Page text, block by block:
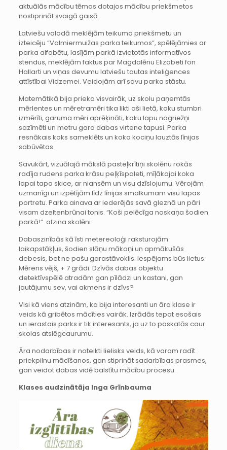
aktuālās mācību tēmas dotajos mācību priekšmetos
nostiprināt svaigā gaisā.
Latviešu valodā meklējām teikuma priekšmetu un
izteicēju “Valmiermuižas parka teikumos”, spēlējāmies ar
parka alfabētu, lasījām parkā izvietotās informatīvos
stendus, meklējām faktus par Magdalēnu Elizabeti fon
Hallarti un viņas devumu latviešu tautas inteliģences
attīstībai Vidzemei. Veidojām arī savu parka stāstu.
Matemātikā bija prieka visvairāk, uz skolu paņemtās
mērlentes un mēretramēri tika likti aši lietā, koku stumbri
izmērīti, garuma mēri aprēķināti, koku lapu nogriežņi
sazīmēti un metru gara dabas virtene tapusi. Parka
resnākais koks sameklēts un koka kociņu lauztās līnijas
sabūvētas.
Savukārt, vizuālajā mākslā pasteļkrītiņi skolēnu rokās
radīja rudens parka krāsu peļķīspaleti, mīļākajai koka
lapai tapa skice, ar niansēm un visu dzīslojumu. Vērojām
uzmanīgi un izpētījām līdz līnijas smalkumam visu lapas
portretu. Parka ainava ar iederējās savā gleznā un pāri
visam dzeltenbrūnai tonis. “Koši pelēcīga noskaņa šodien
parkā!” atzina skolēni.
Dabaszinībās kā īsti metereoloģi raksturojām
laikapstāķļus, šodien slāņu mākoņi un apmākušās
debesis, bet ne pašu garastāvoklis. Iespējams būs lietus.
Mērens vējš, + 7 grādi. Dzīvās dabas objektu
detektīvspēlē atradām gan pīlādzi un kastani, gan
jautājumu sev, vai akmens ir dzīvs?
Visi kā viens atzinām, ka bija interesanti un āra klase ir
veids kā gribētos mācīties vairāk. Izrādās tepat esošais
un ierastais parks ir tik interesants, ja uz to paskatās caur
skolas atslēgcaurumu.
Āra nodarbības ir noteikti lielisks veids, kā varam radīt
priekpilnu mācīšanos, gan stiprināt sadarbības prasmes,
gan veidot dabas vidē balstītu mācību procesu.
Klases audzinātāja Inga Grīnbauma